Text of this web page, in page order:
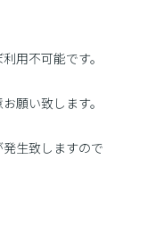
用不可能です。
願い致します。
生致しますので